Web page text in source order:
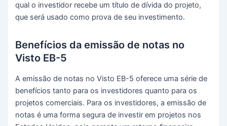
qual o investidor recebe um título de dívida do projeto,
que será usado como prova de seu investimento.
Benefícios da emissão de notas no
Visto EB-5
A emissão de notas no Visto EB-5 oferece uma série de
benefícios tanto para os investidores quanto para os
projetos comerciais. Para os investidores, a emissão de
notas é uma forma segura de investir em projetos nos